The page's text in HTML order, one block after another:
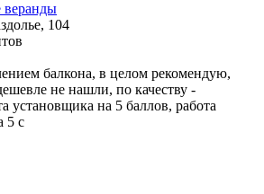
веранды
104
балкона, в целом рекомендую,
не нашли, по качеству -
установщика на 5 баллов, работа
5 с